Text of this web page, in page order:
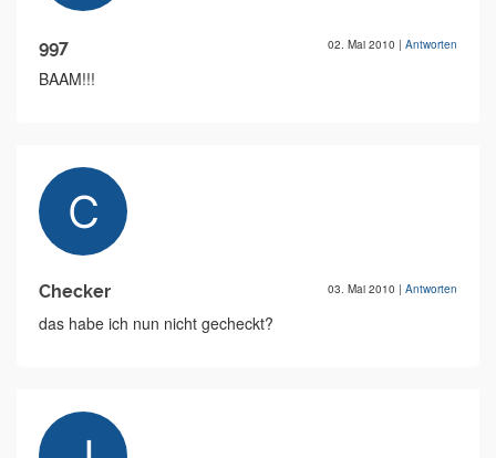
997 02. Mai 2010 | Antworten
BAAM!!!
Checker 03. Mai 2010 | Antworten
das habe ich nun nicht gecheckt?